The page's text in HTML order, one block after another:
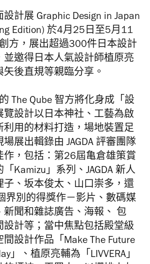
計展 Graphic Design in Japan
Edition) 於4月25日至5月11
方，展出超過300件日本設計
並邀得日本人氣設計師植原亮
後直規等親臨分享。
The Qube 智方將化身成「設
覽設計以日本神社、工藝為啟
利用的材料打造，場地裝置足
展出輯錄由 JAGDA 評審團隊
作，包括：第26屆亀倉雄策賞
Kamizu」系列、JAGDA 新人
子、坂本俊太、山口崇多，還
界別的得獎作－影片、數碼媒
新聞和雜誌廣告、海報、 包
設計等；當中焦點包括殿堂級
設計作品「Make The Future
」、植原亮輔為「LIVVERA」